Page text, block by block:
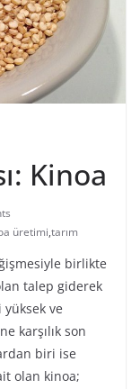
Kinoa
üretimi,tarım
birlikte
talep giderek
ve
karşılık son
biri ise
olan kinoa;